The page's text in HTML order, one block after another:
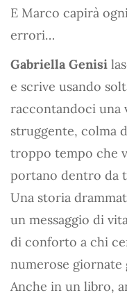
E Marco capirà
errori…
Gabriella Genisi
e scrive usando
raccontandoci una
struggente, colma
troppo tempo che
portano dentro da
Una storia
un messaggio di
di conforto a chi
numerose giornate
Anche in un libro,